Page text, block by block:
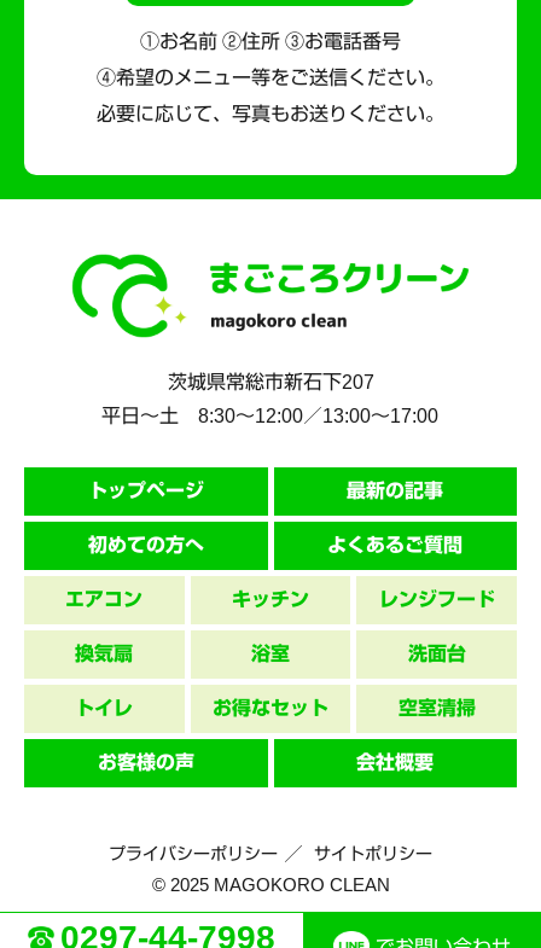
0297-44-7998
①お名前 ②住所 ③お電話番号
④希望のメニュー等をご送信ください。
必要に応じて、写真もお送りください。
茨城県常総市新石下207
平日～土 8:30〜12:00／13:00〜17:00
トップページ 最新の記事
初めての方へ よくあるご質問
エアコン キッチン レンジフード
換気扇 浴室 洗面台
トイレ お得なセット 空室清掃
お客様の声 会社概要
プライバシーポリシー サイトポリシー
© 2025 MAGOKORO CLEAN